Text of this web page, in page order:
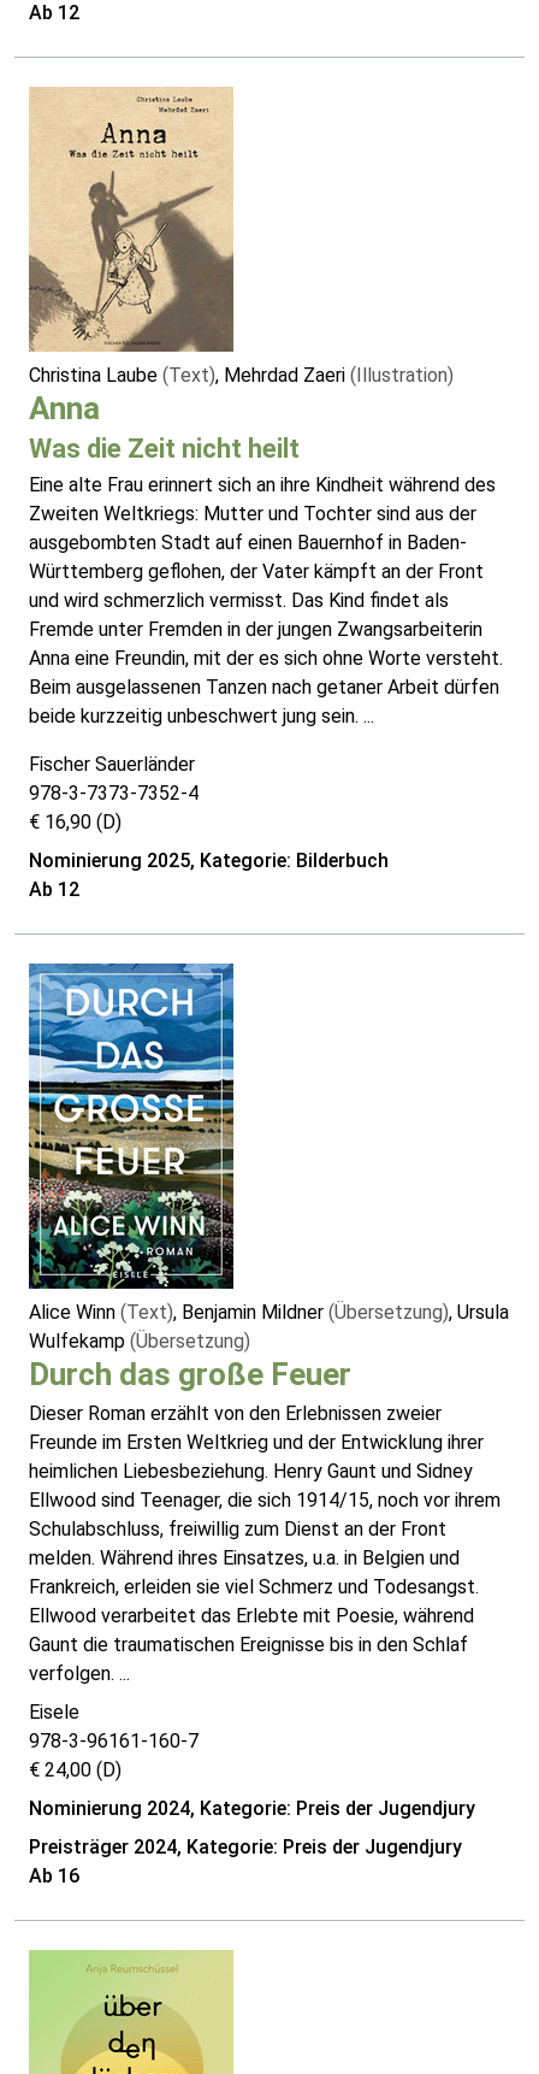
Ab 12
Christina Laube (Text), Mehrdad Zaeri (Illustration)
Anna
Was die Zeit nicht heilt
Eine alte Frau erinnert sich an ihre Kindheit während des
Zweiten Weltkriegs: Mutter und Tochter sind aus der
ausgebombten Stadt auf einen Bauernhof in Baden-
Württemberg geflohen, der Vater kämpft an der Front
und wird schmerzlich vermisst. Das Kind findet als
Fremde unter Fremden in der jungen Zwangsarbeiterin
Anna eine Freundin, mit der es sich ohne Worte versteht.
Beim ausgelassenen Tanzen nach getaner Arbeit dürfen
beide kurzzeitig unbeschwert jung sein. ...
Fischer Sauerländer
978-3-7373-7352-4
€ 16,90 (D)
Nominierung 2025, Kategorie: Bilderbuch
Ab 12
Alice Winn (Text), Benjamin Mildner (Übersetzung), Ursula
Wulfekamp (Übersetzung)
Durch das große Feuer
Dieser Roman erzählt von den Erlebnissen zweier
Freunde im Ersten Weltkrieg und der Entwicklung ihrer
heimlichen Liebesbeziehung. Henry Gaunt und Sidney
Ellwood sind Teenager, die sich 1914/15, noch vor ihrem
Schulabschluss, freiwillig zum Dienst an der Front
melden. Während ihres Einsatzes, u.a. in Belgien und
Frankreich, erleiden sie viel Schmerz und Todesangst.
Ellwood verarbeitet das Erlebte mit Poesie, während
Gaunt die traumatischen Ereignisse bis in den Schlaf
verfolgen. ...
Eisele
978-3-96161-160-7
€ 24,00 (D)
Nominierung 2024, Kategorie: Preis der Jugendjury
Preisträger 2024, Kategorie: Preis der Jugendjury
Ab 16